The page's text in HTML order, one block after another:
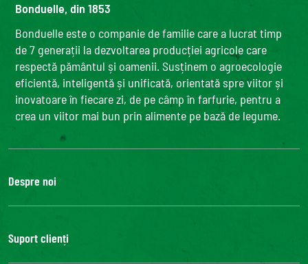
Bonduelle, din 1853
Bonduelle este o companie de familie care a lucrat timp
de 7 generații la dezvoltarea producției agricole care
respectă pământul și oamenii. Susținem o agroecologie
eficientă, inteligentă și unificată, orientată spre viitor și
inovatoare în fiecare zi, de pe câmp în farfurie, pentru a
crea un viitor mai bun prin alimente pe bază de legume.
Despre noi
Grupul Bonduelle
Bonduelle Food Service
Suport clienți